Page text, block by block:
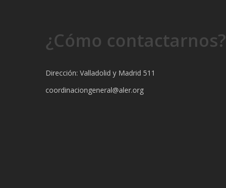
¿Cómo contactarnos?
Dirección: Valladolid y Madrid 511
coordinaciongeneral@aler.org